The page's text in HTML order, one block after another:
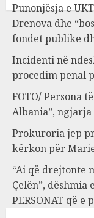
Punonjësja e
Drenova dhe
fondet publike
Incidenti në
procedim penal
FOTO/ Persona
Albania”,
Prokuroria jep
kërkon për
“Ai që drejtonte
Çelën”,
PERSONAT që e